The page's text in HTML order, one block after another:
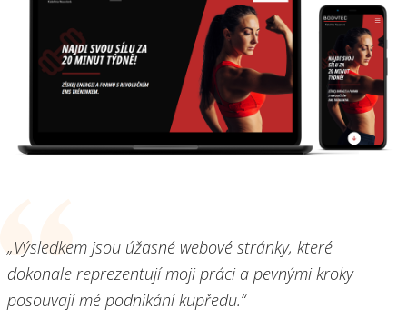
„Výsledkem jsou úžasné webové stránky, které
dokonale reprezentují moji práci a pevnými kroky
posouvají mé podnikání kupředu.“